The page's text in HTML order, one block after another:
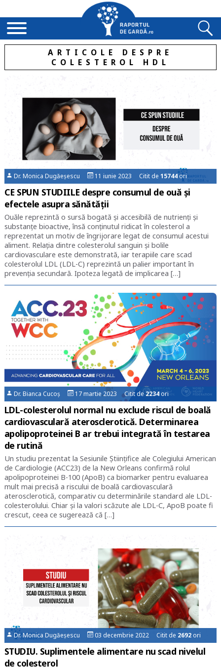
ARTICOLE DESPRE
COLESTEROL HDL
Dr. Monica Dugăeșescu 11 iunie 2023 Citit de15744ori
CE SPUN STUDIILE despre consumul de ouă și
efectele asupra sănătății
Ouăle reprezintă o sursă bogată și accesibilă de nutrienți și
substanțe bioactive, însă conținutul ridicat în colesterol a
reprezentat un motiv de îngrijorare legat de consumul acestui
aliment. Relația dintre colesterolul sanguin și bolile
cardiovasculare este demonstrată, iar terapiile care scad
colesterolul LDL (LDL-C) reprezintă un palier important în
prevenția secundară. Ipoteza legată de implicarea […]
Dr. Bianca Cucoș 17 martie 2023 Citit de2234ori
LDL-colesterolul normal nu exclude riscul de boală
cardiovasculară aterosclerotică. Determinarea
apolipoproteinei B ar trebui integrată în testarea
de rutină
Un studiu prezentat la Sesiunile Științifice ale Colegiului American
de Cardiologie (ACC23) de la New Orleans confirmă rolul
apolipoproteinei B-100 (ApoB) ca biomarker pentru evaluarea
mult mai precisă a riscului de boală cardiovasculară
aterosclerotică, comparativ cu determinările standard ale LDL-
colesterolului. Chiar și la valori scăzute ale LDL-C, ApoB poate fi
crescut, ceea ce sugerează că […]
Dr. Monica Dugăeșescu 03 decembrie 2022 Citit de 2692ori
STUDIU. Suplimentele alimentare nu scad nivelul
de colesterol